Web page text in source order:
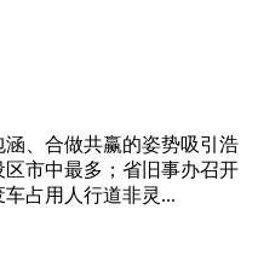
、合做共赢的姿势吸引浩
市中最多；省旧事办召开
车占用人行道非灵...